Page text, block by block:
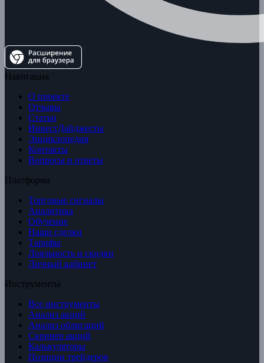
Навигация
О проекте
Отзывы
Статьи
ИнвестДайджесты
Энциклопедия
Контакты
Вопросы и ответы
Платформа
Торговые сигналы
Аналитика
Обучение
Наши сделки
Тарифы
Лояльность и скидки
Личный кабинет
Инструменты
Все инструменты
Анализ акций
Анализ облигаций
Скринер акций
Калькуляторы
Позиции трейдеров